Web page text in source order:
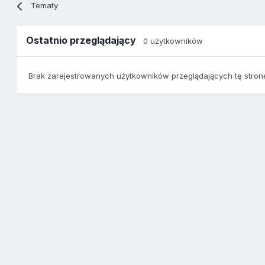
Tematy
Ostatnio przeglądający0 użytkowników
Brak zarejestrowanych użytkowników przeglądających tę